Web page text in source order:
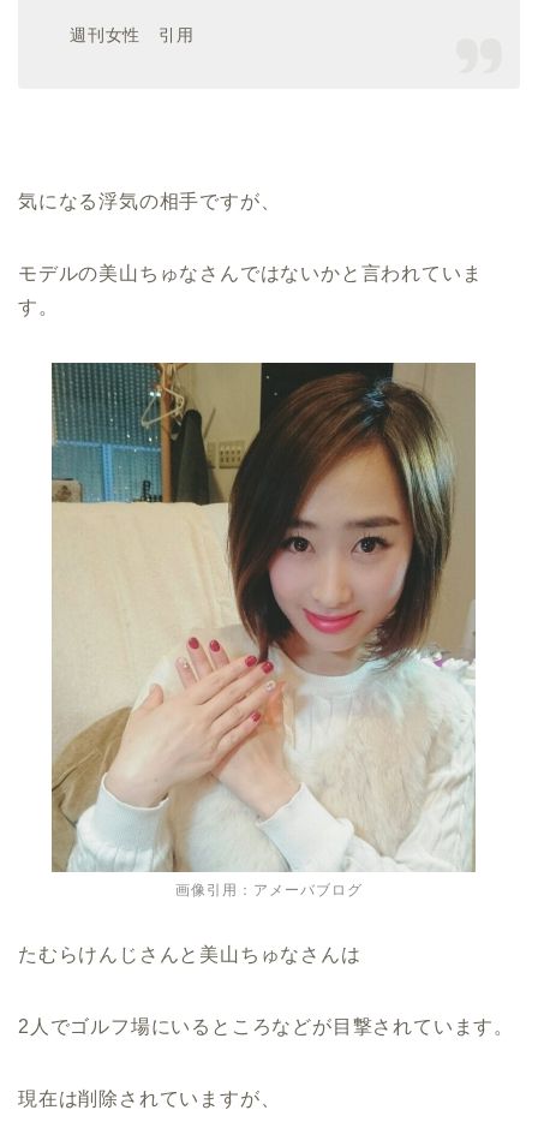
週刊女性 引用
気になる浮気の相手ですが、
モデルの美山ちゅなさんではないかと言われていま
す。
画像引用：アメーバブログ
たむらけんじさんと美山ちゅなさんは
2人でゴルフ場にいるところなどが目撃されています。
現在は削除されていますが、